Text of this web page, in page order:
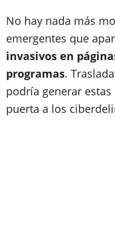
No hay nada más
emergentes que
invasivos en
programas.
podría generar
puerta a los